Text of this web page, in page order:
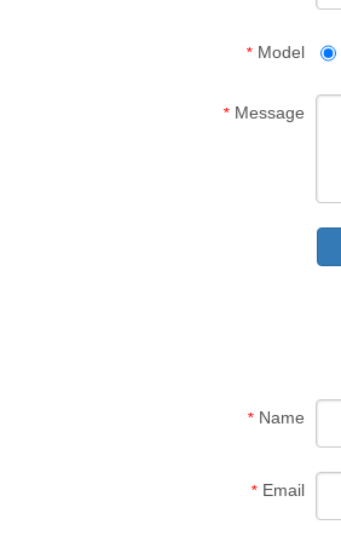
* Model
* Message
* Name
* Email